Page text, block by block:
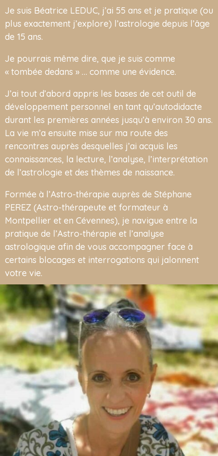
Je suis Béatrice LEDUC, j’ai 55 ans et je pratique (ou
plus exactement j’explore) l’astrologie depuis l’âge
de 15 ans.
Je pourrais même dire, que je suis comme
« tombée dedans » … comme une évidence.
J’ai tout d’abord appris les bases de cet outil de
développement personnel en tant qu’autodidacte
durant les premières années jusqu’à environ 30 ans.
La vie m’a ensuite mise sur ma route des
rencontres auprès desquelles j’ai acquis les
connaissances, la lecture, l’analyse, l’interprétation
de l’astrologie et des thèmes de naissance.
Formée à l’Astro-thérapie auprès de Stéphane
PEREZ (Astro-thérapeute et formateur à
Montpellier et en Cévennes), je navigue entre la
pratique de l’Astro-thérapie et l’analyse
astrologique afin de vous accompagner face à
certains blocages et interrogations qui jalonnent
votre vie.